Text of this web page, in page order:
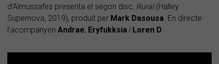
d’Almussafes presenta el segon disc, Rural(Halley
Supernova, 2019), produït per Mark Dasousa . En directe
l’acompanyen Andrae, Eryfukksia i Loren D